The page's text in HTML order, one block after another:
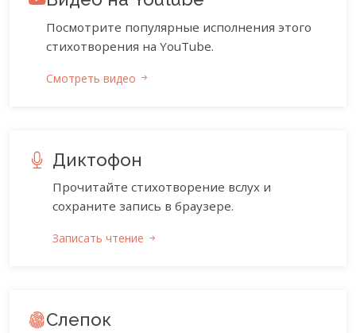
Посмотрите популярные исполнения этого
стихотворения на YouTube.
Смотреть видео
Диктофон
Прочитайте стихотворение вслух и
сохраните запись в браузере.
Записать чтение
Слепок